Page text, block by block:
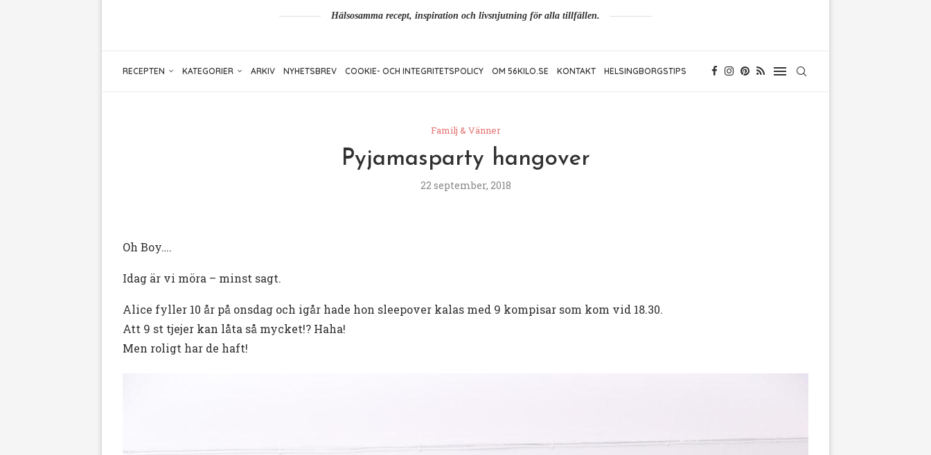
Hälsosamma recept, inspiration och livsnjutning för alla tillfällen.
RECEPTEN KATEGORIER ARKIV NYHETSBREV COOKIE- OCH INTEGRITETSPOLICY OM 56KILO.SE KONTAKT HELSINGBORGSTIPS
Familj & Vänner
Pyjamasparty hangover
22 september, 2018
Oh Boy….
Idag är vi möra – minst sagt.
Alice fyller 10 år på onsdag och igår hade hon sleepover kalas med 9 kompisar som kom vid 18.30.
Att 9 st tjejer kan låta så mycket!? Haha!
Men roligt har de haft!